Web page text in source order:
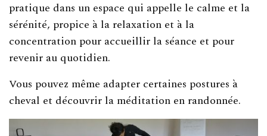
pratique dans un espace qui appelle le calme et la
sérénité, propice à la relaxation et à la
concentration pour accueillir la séance et pour
revenir au quotidien.
Vous pouvez même adapter certaines postures à
cheval et découvrir la méditation en randonnée.